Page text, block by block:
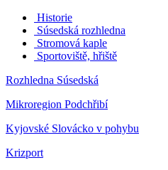
Historie
Súsedská rozhledna
Stromová kaple
Sportoviště, hřiště
Rozhledna Súsedská
Mikroregion Podchřibí
Kyjovské Slovácko v pohybu
Krizport